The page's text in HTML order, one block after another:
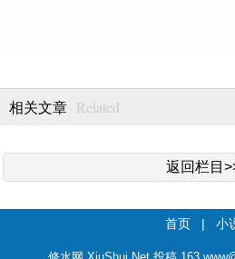
相关文章 Related
返回栏目
首页 | 小